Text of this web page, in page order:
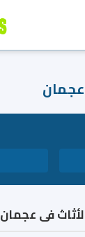
عجمان
فى عجمان